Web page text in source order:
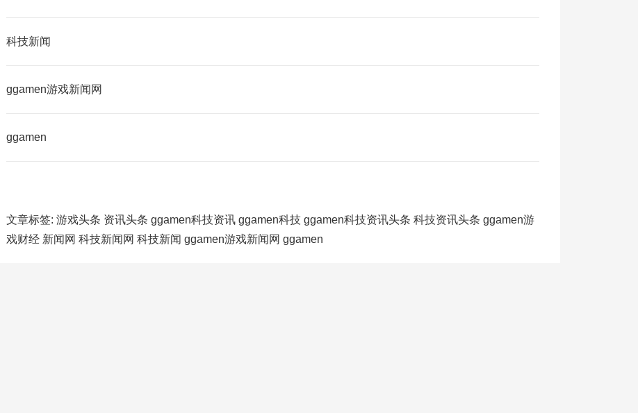
科技新闻
ggamen游戏新闻网
ggamen
文章标签: 游戏头条 资讯头条 ggamen科技资讯 ggamen科技 ggamen科技资讯头条 科技资讯头条 ggamen游
戏财经 新闻网 科技新闻网 科技新闻 ggamen游戏新闻网 ggamen